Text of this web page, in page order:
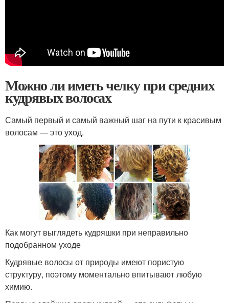
Можно ли иметь челку при средних
кудрявых волосах
Самый первый и самый важный шаг на пути к красивым
волосам — это уход.
Как могут выглядеть кудряшки при неправильно
подобранном уходе
Кудрявые волосы от природы имеют пористую
структуру, поэтому моментально впитывают любую
химию.